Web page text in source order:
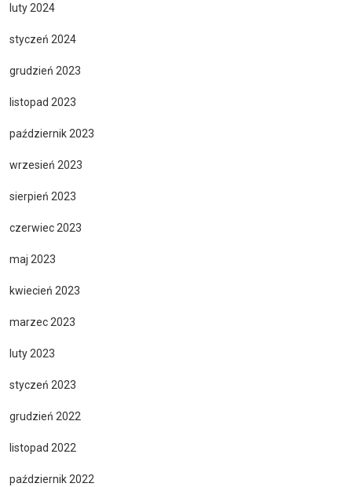
luty 2024
styczeń 2024
grudzień 2023
listopad 2023
październik 2023
wrzesień 2023
sierpień 2023
czerwiec 2023
maj 2023
kwiecień 2023
marzec 2023
luty 2023
styczeń 2023
grudzień 2022
listopad 2022
październik 2022